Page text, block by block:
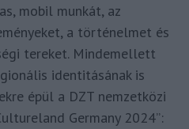
mobil munkát, az
a történelmet és
tereket. Mindemellett
identitásának is
épül a DZT nemzetközi
Germany 2024”: